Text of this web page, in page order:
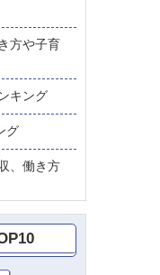
方や子育
キング
グ
、働き方